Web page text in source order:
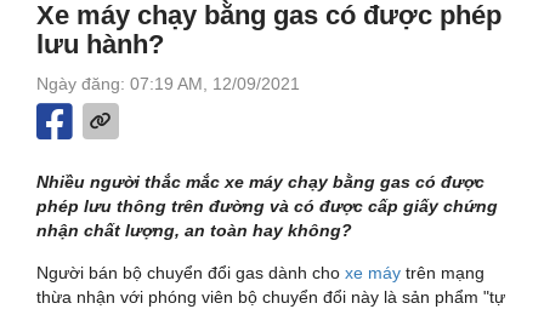
Xe máy chạy bằng gas có được phép
lưu hành?
Ngày đăng: 07:19 AM, 12/09/2021
Nhiều người thắc mắc xe máy chạy bằng gas có được
phép lưu thông trên đường và có được cấp giấy chứng
nhận chất lượng, an toàn hay không?
Người bán bộ chuyển đổi gas dành cho xe máy trên mạng
thừa nhận với phóng viên bộ chuyển đổi này là sản phẩm "tự